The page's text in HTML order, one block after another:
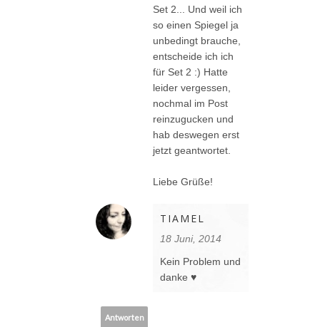
Set 2... Und weil ich
so einen Spiegel ja
unbedingt brauche,
entscheide ich ich
für Set 2 :) Hatte
leider vergessen,
nochmal im Post
reinzugucken und
hab deswegen erst
jetzt geantwortet.
Liebe Grüße!
TIAMEL
18 Juni, 2014
Kein Problem und
danke ♥
Antworten